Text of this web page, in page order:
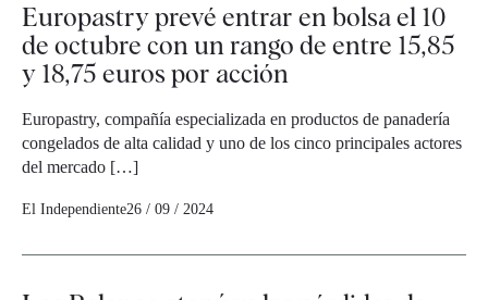
Europastry prevé entrar en bolsa el 10
de octubre con un rango de entre 15,85
y 18,75 euros por acción
Europastry, compañía especializada en productos de panadería
congelados de alta calidad y uno de los cinco principales actores
del mercado […]
El Independiente26 / 09 / 2024